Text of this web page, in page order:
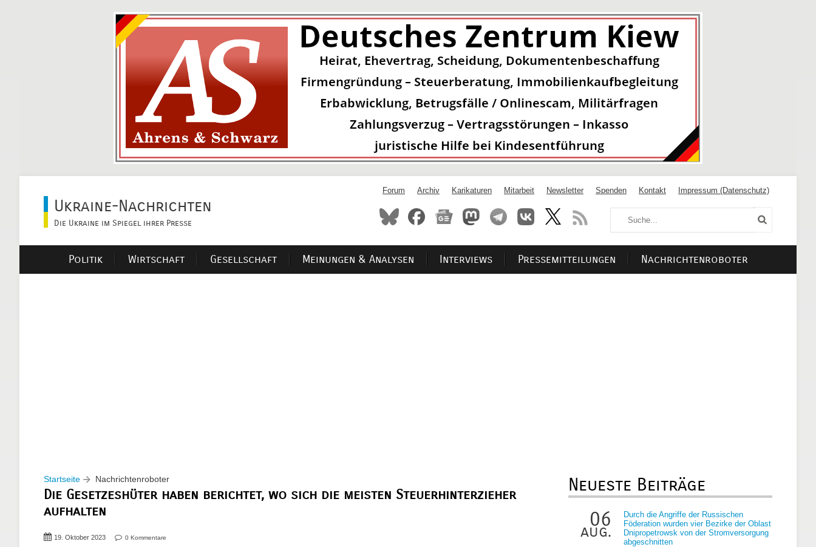
Ukraine-Nachrichten
Die Ukraine im Spiegel ihrer Presse
Forum Archiv Karikaturen Mitarbeit Newsletter Spenden Kontakt Impressum (Datenschutz)
Politik Wirtschaft Gesellschaft Meinungen & Analysen Interviews Pressemitteilungen Nachrichtenroboter
Startseite Nachrichtenroboter
Die Gesetzeshüter haben berichtet, wo sich die meisten Steuerhinterzieher
aufhalten
19. Oktober 2023 0 Kommentare
Neueste Beiträge
06
aug.
Durch die Angriffe der Russischen
Föderation wurden vier Bezirke der Oblast
Dnipropetrowsk von der Stromversorgung
abgeschnitten